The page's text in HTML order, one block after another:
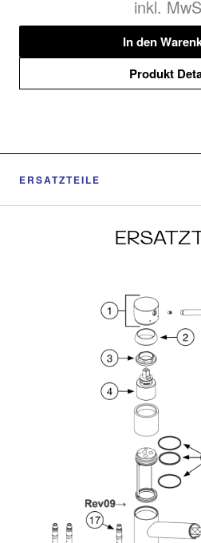
inkl.
In den
Produkt
ERSATZTEILE